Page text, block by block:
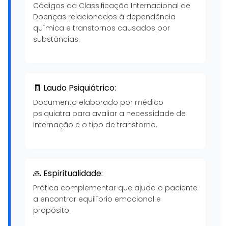
Códigos da Classificação Internacional de
Doenças relacionados à dependência
química e transtornos causados por
substâncias.
🧾 Laudo Psiquiátrico:
Documento elaborado por médico
psiquiatra para avaliar a necessidade de
internação e o tipo de transtorno.
🙏 Espiritualidade:
Prática complementar que ajuda o paciente
a encontrar equilíbrio emocional e
propósito.